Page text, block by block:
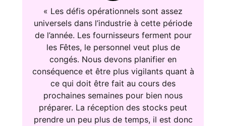
« Les défis opérationnels sont assez
universels dans l’industrie à cette période
de l’année. Les fournisseurs ferment pour
les Fêtes, le personnel veut plus de
congés. Nous devons planifier en
conséquence et être plus vigilants quant à
ce qui doit être fait au cours des
prochaines semaines pour bien nous
préparer. La réception des stocks peut
prendre un peu plus de temps, il est donc